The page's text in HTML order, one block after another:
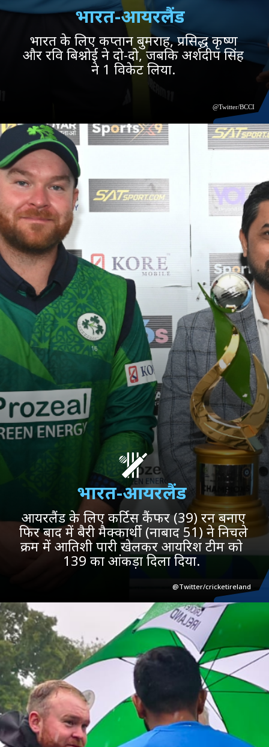
भारत के लिए कप्तान बुमराह, प्रसिद्ध कृष्ण
और रवि बिश्नोई ने दो-दो, जबकि अर्शदीप सिंह
ने 1 विकेट लिया.
भारत-आयरलैंड
@Twitter/BCCI
आयरलैंड के लिए कर्टिस कैंफर (39) रन बनाए
फिर बाद में बैरी मैक्कार्थी (नाबाद 51) ने निचले
क्रम में आतिशी पारी खेलकर आयरिश टीम को
139 का आंकड़ा दिला दिया.
भारत-आयरलैंड
@Twitter/cricketireland